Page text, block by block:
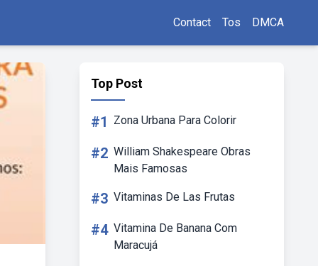
Contact Tos DMCA
Top Post
#1 Zona Urbana Para Colorir
#2 William Shakespeare Obras
Mais Famosas
#3 Vitaminas De Las Frutas
#4 Vitamina De Banana Com
Maracujá